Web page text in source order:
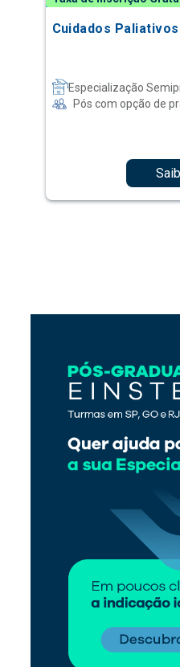
Cuidados Paliativos
Especialização
Pós com opção de